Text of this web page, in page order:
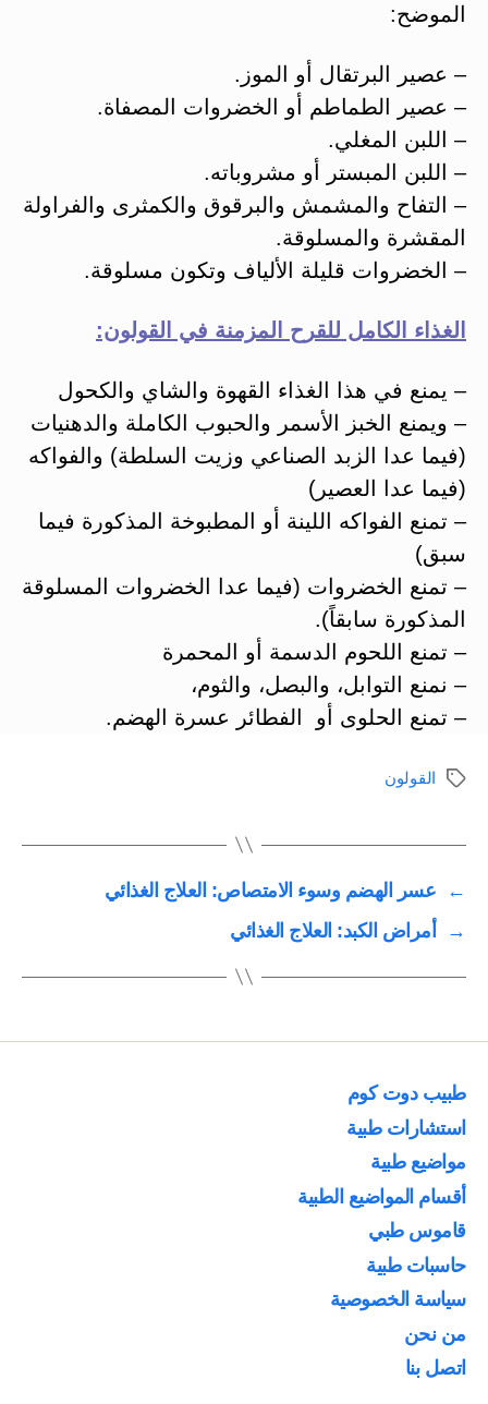
الموضح:
– عصير البرتقال أو الموز.
– عصير الطماطم أو الخضروات المصفاة.
– اللبن المغلي.
– اللبن المبستر أو مشروباته.
– التفاح والمشمش والبرقوق والكمثرى والفراولة
المقشرة والمسلوقة.
– الخضروات قليلة الألياف وتكون مسلوقة.
الغذاء الكامل للقرح المزمنة في القولون:
– يمنع في هذا الغذاء القهوة والشاي والكحول
– ويمنع الخبز الأسمر والحبوب الكاملة والدهنيات
(فيما عدا الزبد الصناعي وزيت السلطة) والفواكه
(فيما عدا العصير)
– تمنع الفواكه اللينة أو المطبوخة المذكورة فيما
سبق)
– تمنع الخضروات (فيما عدا الخضروات المسلوقة
المذكورة سابقاً).
– تمنع اللحوم الدسمة أو المحمرة
– نمنع التوابل، والبصل، والثوم،
– تمنع الحلوى أو الفطائر عسرة الهضم.
الوسومالقولون
←
عسر الهضم وسوء الامتصاص: العلاج الغذائي
→
أمراض الكبد: العلاج الغذائي
طبيب دوت كوم
استشارات طبية
مواضيع طبية
أقسام المواضيع الطبية
قاموس طبي
حاسبات طبية
سياسة الخصوصية
من نحن
اتصل بنا